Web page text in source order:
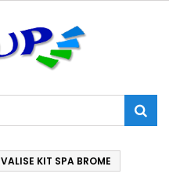
VALISE KIT SPA BROME